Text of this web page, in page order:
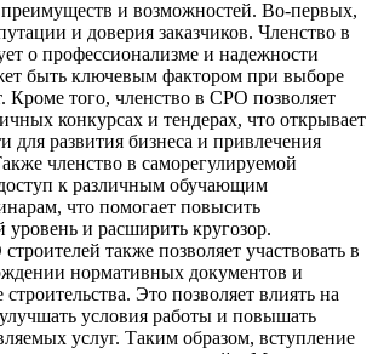
преимуществ и возможностей. Во-первых,
и доверия заказчиков. Членство в
о профессионализме и надежности
быть ключевым фактором при выборе
Кроме того, членство в СРО позволяет
конкурсах и тендерах, что открывает
для развития бизнеса и привлечения
членство в саморегулируемой
к различным обучающим
что помогает повысить
и расширить кругозор.
также позволяет участвовать в
нормативных документов и
строительства. Это позволяет влиять на
условия работы и повышать
услуг. Таким образом, вступление